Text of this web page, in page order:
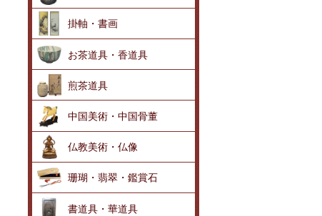
掛軸・書画
お茶道具・香道具
煎茶道具
中国美術・中国骨董
仏教美術・仏像
珊瑚・翡翠・鑑賞石
書道具・華道具